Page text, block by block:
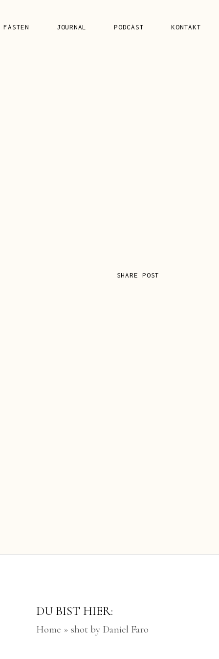
FASTEN JOURNAL PODCAST KONTAKT
FAQ’S
SHARE POST
DU BIST HIER:
Home » shot by Daniel Faro